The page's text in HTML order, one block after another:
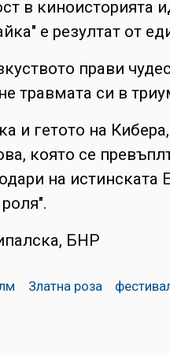
в киноисторията
е резултат от
прави
травмата си в
и гетото на
която се
на
БНР
Златна роза